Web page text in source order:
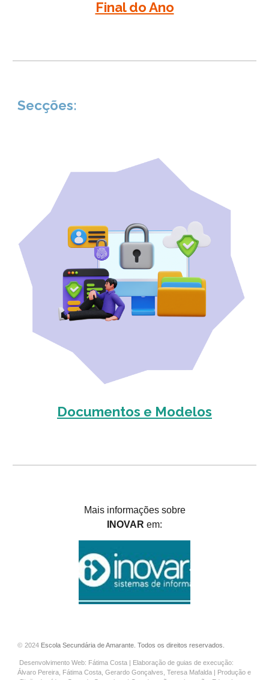
Final do Ano
Secções:
Documentos e Modelos
Mais informações sobre
INOVAR em:
© 2024 Escola Secundária de Amarante. Todos os direitos reservados.
Desenvolvimento Web: Fátima Costa | Elaboração de guias de execução:
Álvaro Pereira, Fátima Costa, Gerardo Gonçalves, Teresa Mafalda | Produção e